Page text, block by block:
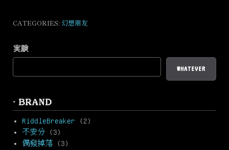
CATEGORIES: 幻想朋友
実験
WHATEVER
· BRAND
RiddleBreaker (2)
不安分 (3)
偶發掉落 (3)